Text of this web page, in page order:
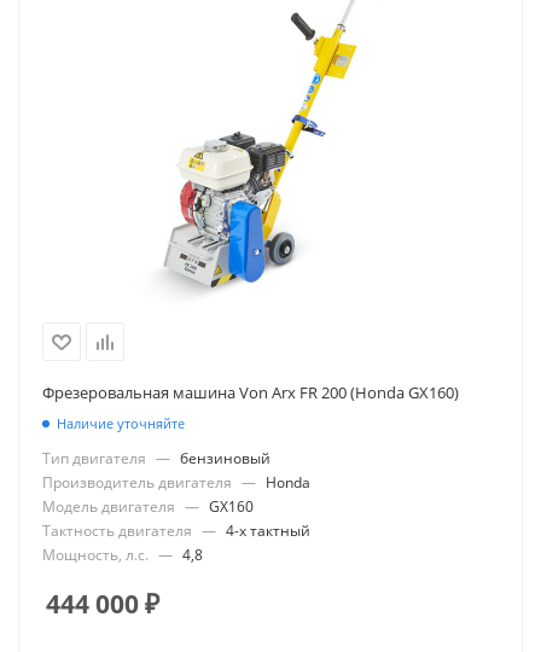
Фрезеровальная машина Von Arx FR 200 (Honda GX160)
Наличие уточняйте
Тип двигателя — бензиновый
Производитель двигателя — Honda
Модель двигателя — GX160
Тактность двигателя — 4-х тактный
Мощность, л.с. — 4,8
444 000₽